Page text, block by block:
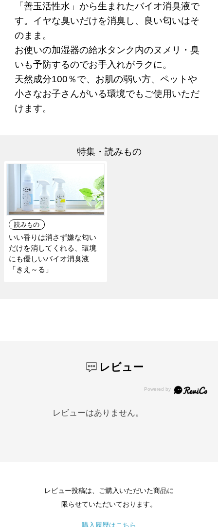
「善玉活性水」から生まれたバイオ消臭液で
す。イヤな臭いだけを消臭し、良い匂いはそ
のまま。
お使いの加湿器の給水タンク内のヌメリ・臭
いも予防するのでお手入れがラクに。
天然成分100％で、お肌の弱い方、ペットや
小さなお子さんがいる環境でもご使用いただ
けます。
特集・読みもの
読みもの
いい香りは消さず嫌な匂い
だけを消してくれる、環境
にも優しいバイオ消臭液
「きえ～る」
レビュー
レビューはありません。
レビュー投稿は、ご購入いただいた商品に
限らせていただいております。
購入履歴はこちら